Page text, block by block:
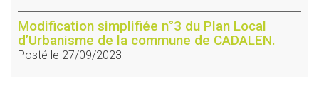
Modification simplifiée n°3 du Plan Local
d’Urbanisme de la commune de CADALEN.
Posté le 27/09/2023